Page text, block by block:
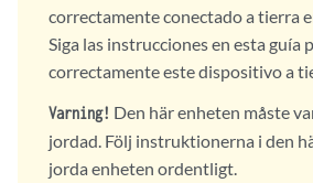
correctamente conectado a tierra
Siga las instrucciones en esta guía
correctamente este dispositivo a
Varning! Den här enheten måste
jordad. Följ instruktionerna i den
jorda enheten ordentligt.